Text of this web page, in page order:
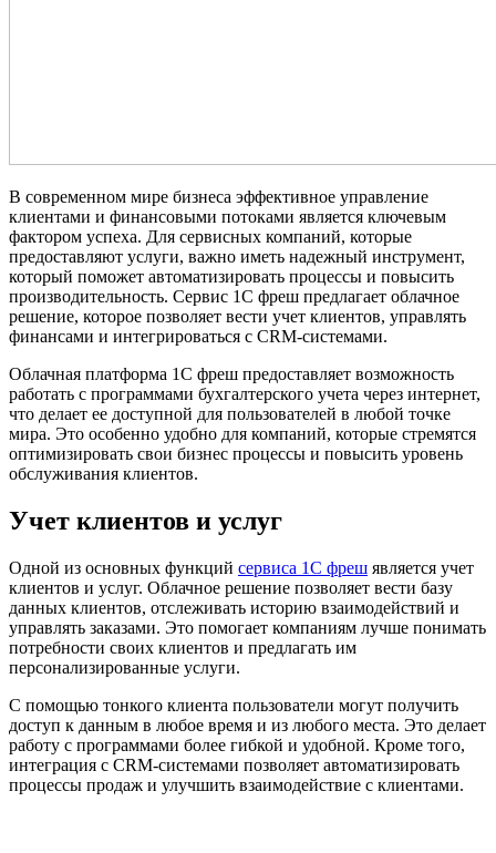
В современном мире бизнеса эффективное управление
клиентами и финансовыми потоками является ключевым
фактором успеха. Для сервисных компаний, которые
предоставляют услуги, важно иметь надежный инструмент,
который поможет автоматизировать процессы и повысить
производительность. Сервис 1С фреш предлагает облачное
решение, которое позволяет вести учет клиентов, управлять
финансами и интегрироваться с CRM-системами.
Облачная платформа 1С фреш предоставляет возможность
работать с программами бухгалтерского учета через интернет,
что делает ее доступной для пользователей в любой точке
мира. Это особенно удобно для компаний, которые стремятся
оптимизировать свои бизнес процессы и повысить уровень
обслуживания клиентов.
Учет клиентов и услуг
Одной из основных функций сервиса 1С фреш является учет
клиентов и услуг. Облачное решение позволяет вести базу
данных клиентов, отслеживать историю взаимодействий и
управлять заказами. Это помогает компаниям лучше понимать
потребности своих клиентов и предлагать им
персонализированные услуги.
С помощью тонкого клиента пользователи могут получить
доступ к данным в любое время и из любого места. Это делает
работу с программами более гибкой и удобной. Кроме того,
интеграция с CRM-системами позволяет автоматизировать
процессы продаж и улучшить взаимодействие с клиентами.